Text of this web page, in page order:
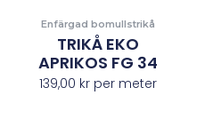
Enfärgad bomullstrikå
TRIKÅ EKO
APRIKOS FG 34
139,00 krper meter